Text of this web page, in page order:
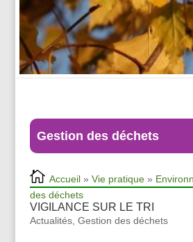
Gestion des déchets
Accueil» Vie pratique»
des déchets
VIGILANCE SUR LE TRI
Actualités, Gestion des déchets